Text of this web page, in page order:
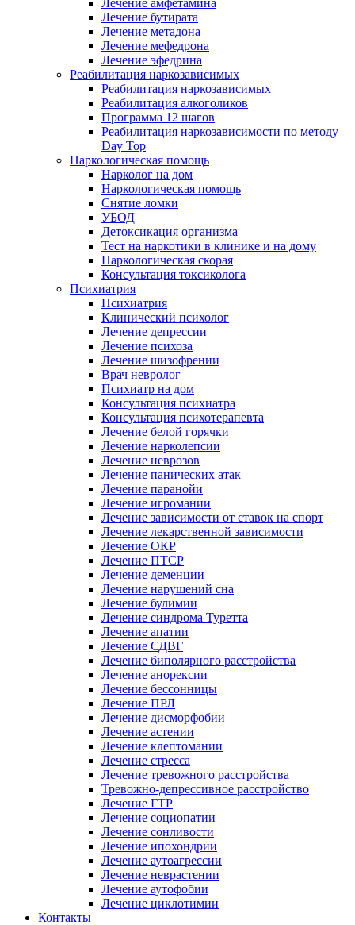
Лечение амфетамина
Лечение бутирата
Лечение метадона
Лечение мефедрона
Лечение эфедрина
Реабилитация наркозависимых
Реабилитация наркозависимых
Реабилитация алкоголиков
Программа 12 шагов
Реабилитация наркозависимости по методу
Day Top
Наркологическая помощь
Нарколог на дом
Наркологическая помощь
Снятие ломки
УБОД
Детоксикация организма
Тест на наркотики в клинике и на дому
Наркологическая скорая
Консультация токсиколога
Психиатрия
Психиатрия
Клинический психолог
Лечение депрессии
Лечение психоза
Лечение шизофрении
Врач невролог
Психиатр на дом
Консультация психиатра
Консультация психотерапевта
Лечение белой горячки
Лечение нарколепсии
Лечение неврозов
Лечение панических атак
Лечение паранойи
Лечение игромании
Лечение зависимости от ставок на спорт
Лечение лекарственной зависимости
Лечение ОКР
Лечение ПТСР
Лечение деменции
Лечение нарушений сна
Лечение булимии
Лечение синдрома Туретта
Лечение апатии
Лечение СДВГ
Лечение биполярного расстройства
Лечение анорексии
Лечение бессонницы
Лечение ПРЛ
Лечение дисморфобии
Лечение астении
Лечение клептомании
Лечение стресса
Лечение тревожного расстройства
Тревожно-депрессивное расстройство
Лечение ГТР
Лечение социопатии
Лечение сонливости
Лечение ипохондрии
Лечение аутоагрессии
Лечение неврастении
Лечение аутофобии
Лечение циклотимии
Контакты